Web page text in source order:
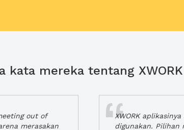
kata mereka tentang
out of
merasakan
XWORK
digunakan. Pilihan